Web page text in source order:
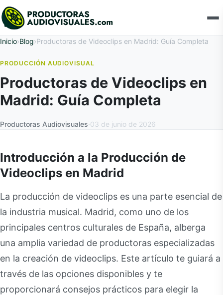
Inicio›Blog›Productoras de Videoclips en Madrid: Guía Completa
PRODUCCIÓN AUDIOVISUAL
Productoras de Videoclips en
Madrid: Guía Completa
Productoras Audiovisuales·03 de junio de 2026
Introducción a la Producción de
Videoclips en Madrid
La producción de videoclips es una parte esencial de
la industria musical. Madrid, como uno de los
principales centros culturales de España, alberga
una amplia variedad de productoras especializadas
en la creación de videoclips. Este artículo te guiará a
través de las opciones disponibles y te
proporcionará consejos prácticos para elegir la